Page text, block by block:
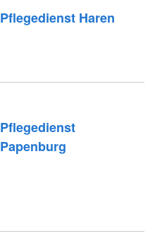
Pflegedienst Haren
Pflegedienst
Papenburg